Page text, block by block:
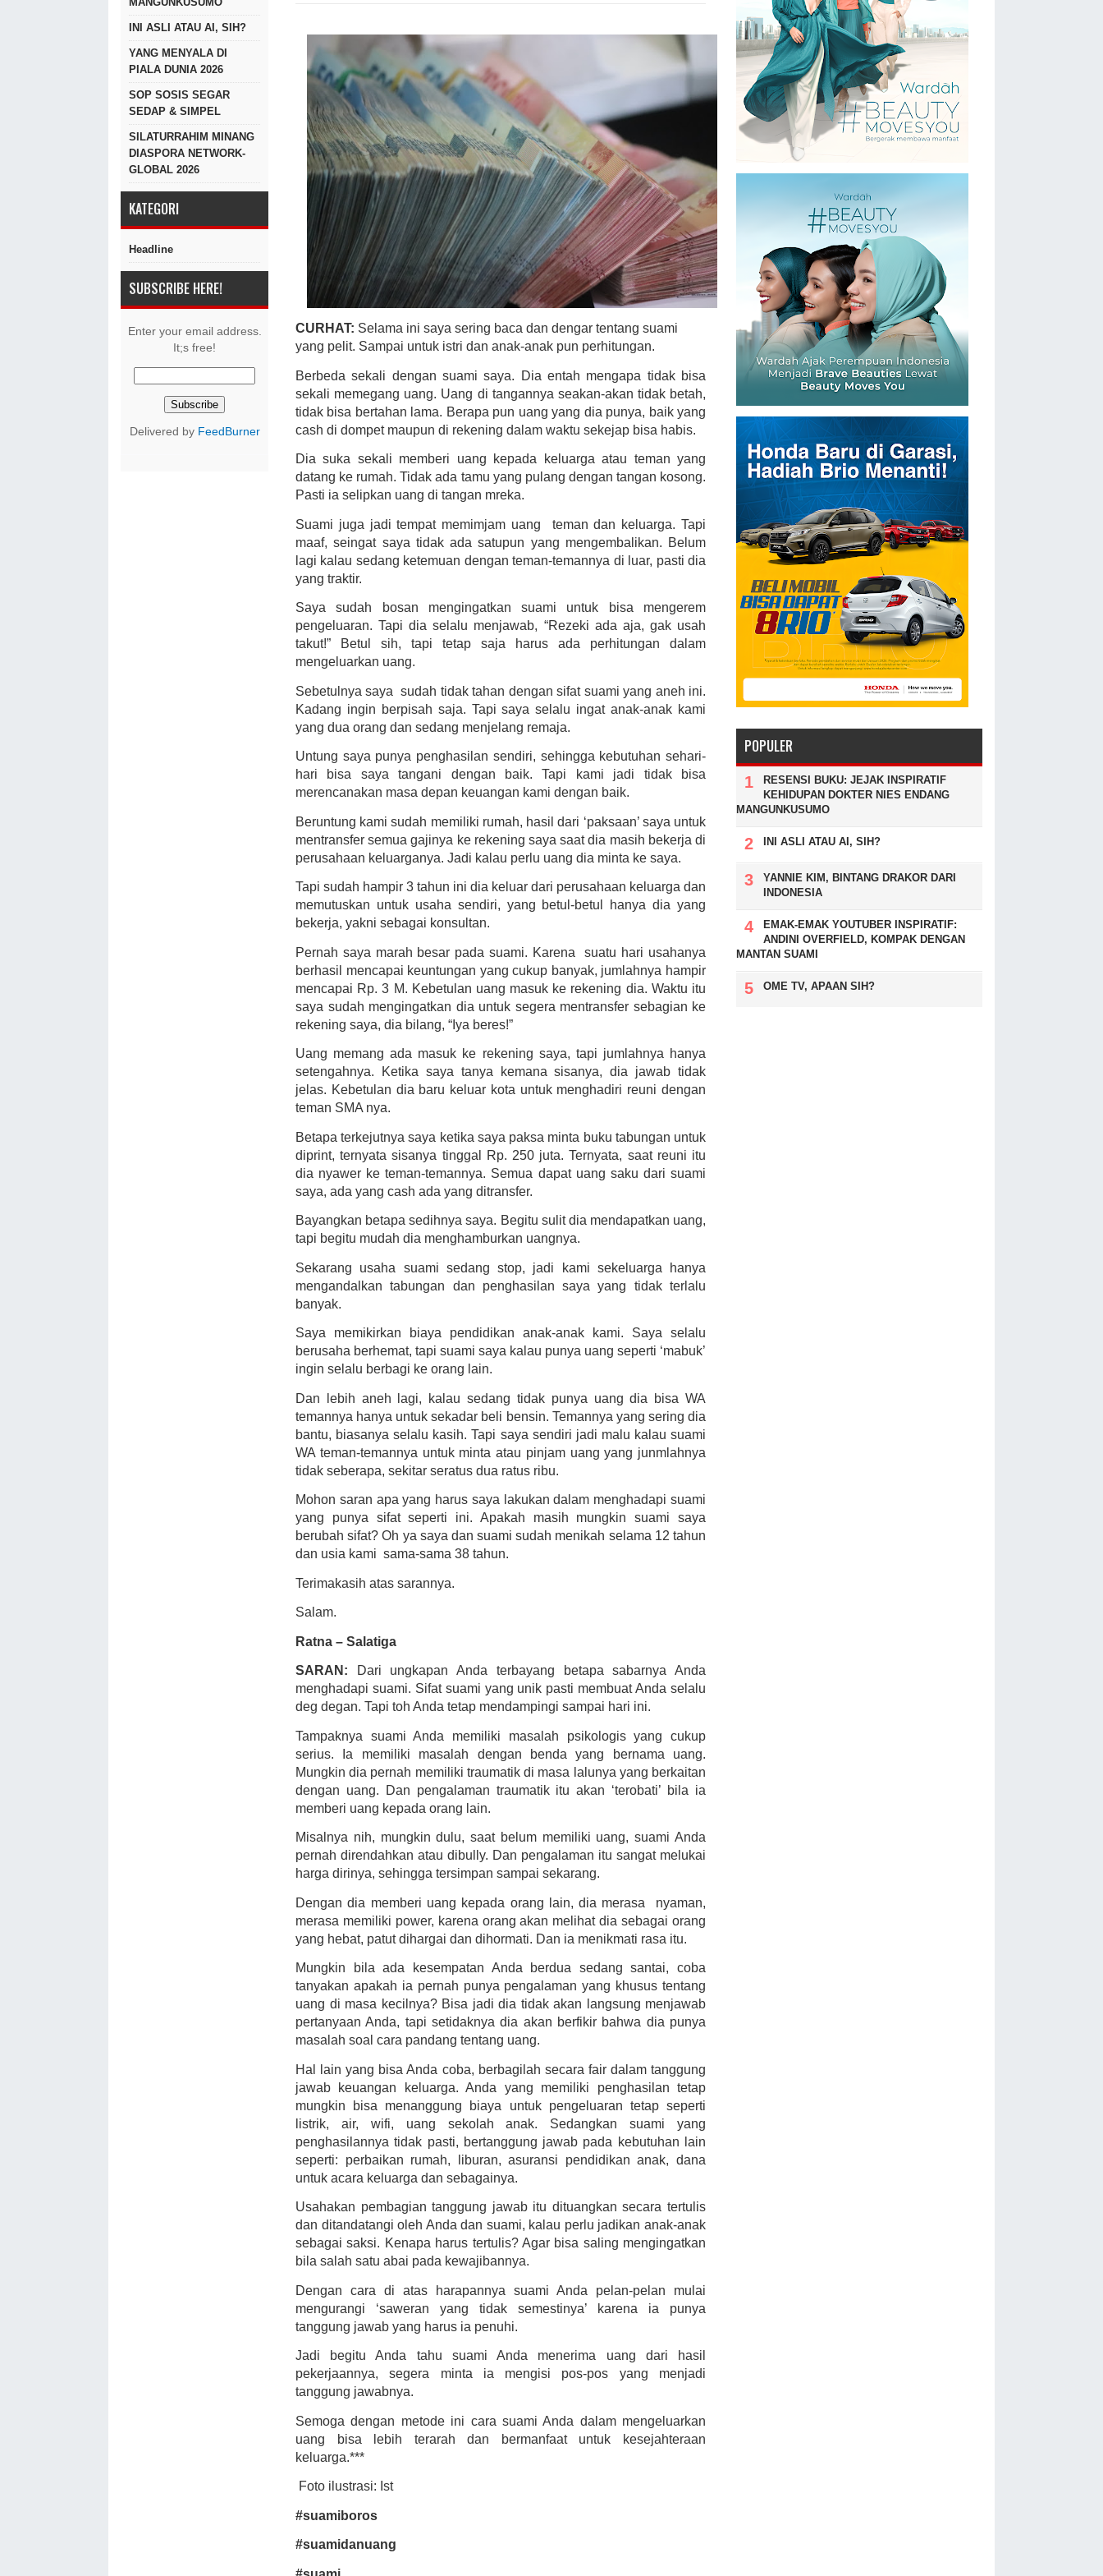
INI ASLI ATAU AI, SIH?
YANG MENYALA DI
PIALA DUNIA 2026
SOP SOSIS SEGAR
SEDAP & SIMPEL
SILATURRAHIM MINANG
DIASPORA NETWORK-
GLOBAL 2026
KATEGORI
Headline
SUBSCRIBE HERE!
Enter your email address.
It;s free!
Delivered by FeedBurner
CURHAT: Selama ini saya sering baca dan dengar tentang suami
yang pelit. Sampai untuk istri dan anak-anak pun perhitungan.
Berbeda sekali dengan suami saya. Dia entah mengapa tidak bisa
sekali memegang uang. Uang di tangannya seakan-akan tidak betah,
tidak bisa bertahan lama. Berapa pun uang yang dia punya, baik yang
cash di dompet maupun di rekening dalam waktu sekejap bisa habis.
Dia suka sekali memberi uang kepada keluarga atau teman yang
datang ke rumah. Tidak ada tamu yang pulang dengan tangan kosong.
Pasti ia selipkan uang di tangan mreka.
Suami juga jadi tempat memimjam uang
teman dan keluarga. Tapi
maaf, seingat saya tidak ada satupun yang mengembalikan. Belum
lagi kalau sedang ketemuan dengan teman-temannya di luar, pasti dia
yang traktir.
Saya sudah bosan mengingatkan suami untuk bisa mengerem
pengeluaran. Tapi dia selalu menjawab, “Rezeki ada aja, gak usah
takut!” Betul sih, tapi tetap saja harus ada perhitungan dalam
mengeluarkan uang.
Sebetulnya saya
sudah tidak tahan dengan sifat suami yang aneh ini.
Kadang ingin berpisah saja. Tapi saya selalu ingat anak-anak kami
yang dua orang dan sedang menjelang remaja.
Untung saya punya penghasilan sendiri, sehingga kebutuhan sehari-
hari bisa saya tangani dengan baik. Tapi kami jadi tidak bisa
merencanakan masa depan keuangan kami dengan baik.
Beruntung kami sudah memiliki rumah, hasil dari ‘paksaan’ saya untuk
mentransfer semua gajinya ke rekening saya saat dia masih bekerja di
perusahaan keluarganya. Jadi kalau perlu uang dia minta ke saya.
Tapi sudah hampir 3 tahun ini dia keluar dari perusahaan keluarga dan
memutuskan untuk usaha sendiri, yang betul-betul hanya dia yang
bekerja, yakni sebagai konsultan.
Pernah saya marah besar pada suami. Karena
suatu hari usahanya
berhasil mencapai keuntungan yang cukup banyak, jumlahnya hampir
mencapai Rp. 3 M. Kebetulan uang masuk ke rekening dia. Waktu itu
saya sudah mengingatkan dia untuk segera mentransfer sebagian ke
rekening saya, dia bilang, “Iya beres!”
Uang memang ada masuk ke rekening saya, tapi jumlahnya hanya
setengahnya. Ketika saya tanya kemana sisanya, dia jawab tidak
jelas. Kebetulan dia baru keluar kota untuk menghadiri reuni dengan
teman SMA nya.
Betapa terkejutnya saya ketika saya paksa minta buku tabungan untuk
diprint, ternyata sisanya tinggal Rp. 250 juta. Ternyata, saat reuni itu
dia nyawer ke teman-temannya. Semua dapat uang saku dari suami
saya, ada yang cash ada yang ditransfer.
Bayangkan betapa sedihnya saya. Begitu sulit dia mendapatkan uang,
tapi begitu mudah dia menghamburkan uangnya.
Sekarang usaha suami sedang stop, jadi kami sekeluarga hanya
mengandalkan tabungan dan penghasilan saya yang tidak terlalu
banyak.
Saya memikirkan biaya pendidikan anak-anak kami. Saya selalu
berusaha berhemat, tapi suami saya kalau punya uang seperti ‘mabuk’
ingin selalu berbagi ke orang lain.
Dan lebih aneh lagi, kalau sedang tidak punya uang dia bisa WA
temannya hanya untuk sekadar beli bensin. Temannya yang sering dia
bantu, biasanya selalu kasih. Tapi saya sendiri jadi malu kalau suami
WA teman-temannya untuk minta atau pinjam uang yang junmlahnya
tidak seberapa, sekitar seratus dua ratus ribu.
Mohon saran apa yang harus saya lakukan dalam menghadapi suami
yang punya sifat seperti ini. Apakah masih mungkin suami saya
berubah sifat? Oh ya saya dan suami sudah menikah selama 12 tahun
dan usia kami sama-sama 38 tahun.
Terimakasih atas sarannya.
Salam.
Ratna – Salatiga
SARAN:
Dari ungkapan Anda terbayang betapa sabarnya Anda
menghadapi suami. Sifat suami yang unik pasti membuat Anda selalu
deg degan. Tapi toh Anda tetap mendampingi sampai hari ini.
Tampaknya suami Anda memiliki masalah psikologis yang cukup
serius. Ia memiliki masalah dengan benda yang bernama uang.
Mungkin dia pernah memiliki traumatik di masa lalunya yang berkaitan
dengan uang. Dan pengalaman traumatik itu akan ‘terobati’ bila ia
memberi uang kepada orang lain.
Misalnya nih, mungkin dulu, saat belum memiliki uang, suami Anda
pernah direndahkan atau dibully. Dan pengalaman itu sangat melukai
harga dirinya, sehingga tersimpan sampai sekarang.
Dengan dia memberi uang kepada orang lain, dia merasa
nyaman,
merasa memiliki power, karena orang akan melihat dia sebagai orang
yang hebat, patut dihargai dan dihormati. Dan ia menikmati rasa itu.
Mungkin bila ada kesempatan Anda berdua sedang santai, coba
tanyakan apakah ia pernah punya pengalaman yang khusus tentang
uang di masa kecilnya? Bisa jadi dia tidak akan langsung menjawab
pertanyaan Anda, tapi setidaknya dia akan berfikir bahwa dia punya
masalah soal cara pandang tentang uang.
Hal lain yang bisa Anda coba, berbagilah secara fair dalam tanggung
jawab keuangan keluarga. Anda yang memiliki penghasilan tetap
mungkin bisa menanggung biaya untuk pengeluaran tetap seperti
listrik, air, wifi, uang sekolah anak. Sedangkan suami yang
penghasilannya tidak pasti, bertanggung jawab pada kebutuhan lain
seperti: perbaikan rumah, liburan, asuransi pendidikan anak, dana
untuk acara keluarga dan sebagainya.
Usahakan pembagian tanggung jawab itu dituangkan secara tertulis
dan ditandatangi oleh Anda dan suami, kalau perlu jadikan anak-anak
sebagai saksi. Kenapa harus tertulis? Agar bisa saling mengingatkan
bila salah satu abai pada kewajibannya.
Dengan cara di atas harapannya suami Anda pelan-pelan mulai
mengurangi ‘saweran yang tidak semestinya’ karena ia punya
tanggung jawab yang harus ia penuhi.
Jadi begitu Anda tahu suami Anda menerima uang dari hasil
pekerjaannya, segera minta ia mengisi pos-pos yang menjadi
tanggung jawabnya.
Semoga dengan metode ini cara suami Anda dalam mengeluarkan
uang bisa lebih terarah dan bermanfaat untuk kesejahteraan
keluarga.***
Foto ilustrasi: Ist
#suamiboros
#suamidanuang
POPULER
RESENSI BUKU: JEJAK INSPIRATIF
KEHIDUPAN DOKTER NIES ENDANG
MANGUNKUSUMO
INI ASLI ATAU AI, SIH?
YANNIE KIM, BINTANG DRAKOR DARI
INDONESIA
EMAK-EMAK YOUTUBER INSPIRATIF:
ANDINI OVERFIELD, KOMPAK DENGAN
MANTAN SUAMI
OME TV, APAAN SIH?